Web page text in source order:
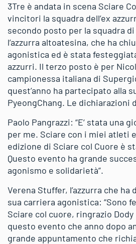
3Tre è andata in scena Sciare
vincitori la squadra dell’ex
secondo posto per la squadra
l’azzurra altoatesina, che ha
agonistica ed è stata
azzurri. Il terzo posto è per
campionessa italiana di
quest’anno ha partecipato alla
PyeongChang. Le dichiarazioni
Paolo Pangrazzi: “E‘ stata una
per me. Sciare con i miei atleti
edizione di Sciare col Cuore è
Questo evento ha grande
agonismo e solidarietà”.
Verena Stuffer, l’azzurra che
sua carriera agonistica: “Sono
Sciare col cuore, ringrazio
questo evento che anno dopo
grande appuntamento che